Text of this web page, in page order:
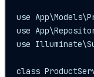
use
use
use
class